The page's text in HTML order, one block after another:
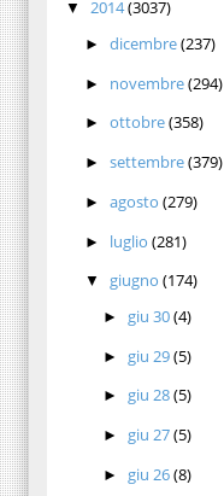
▼ 2014(3037)
► dicembre(237)
► novembre(294)
► ottobre(358)
► settembre(379)
► agosto (279)
► luglio (281)
▼ giugno (174)
► giu 30(4)
► giu 29(5)
► giu 28(5)
► giu 27(5)
► giu 26(8)